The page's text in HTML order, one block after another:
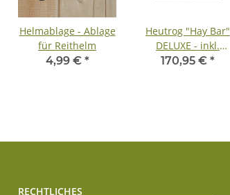
Helmablage - Ablage
für Reithelm
4,99 € *
Heutrog "Hay Bar"
DELUXE - inkl.
Lieferung ab 1 Stück
170,95 € *
RECHTLICHES